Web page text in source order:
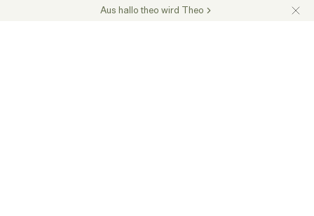
Aus hallo theo wird Theo